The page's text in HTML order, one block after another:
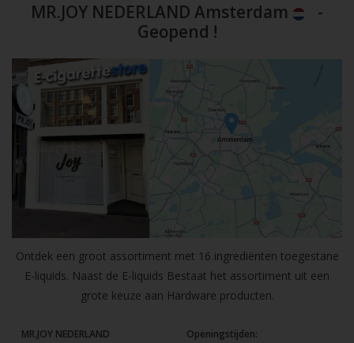
MR.JOY NEDERLAND Amsterdam
-
Geopend !
Ontdek een groot assortiment met 16 ingrediënten toegestane
E-liquids. Naast de E-liquids Bestaat het assortiment uit een
grote keuze aan Hardware producten.
MR.JOY NEDERLAND
Openingstijden: